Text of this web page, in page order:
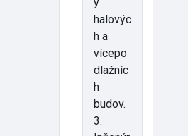
halovýc
h a
vícepo
dlažníc
h
budov.
3.